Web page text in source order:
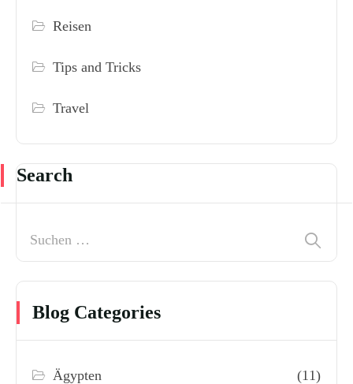
Reisen
Tips and Tricks
Travel
Search
Blog Categories
Ägypten (11)